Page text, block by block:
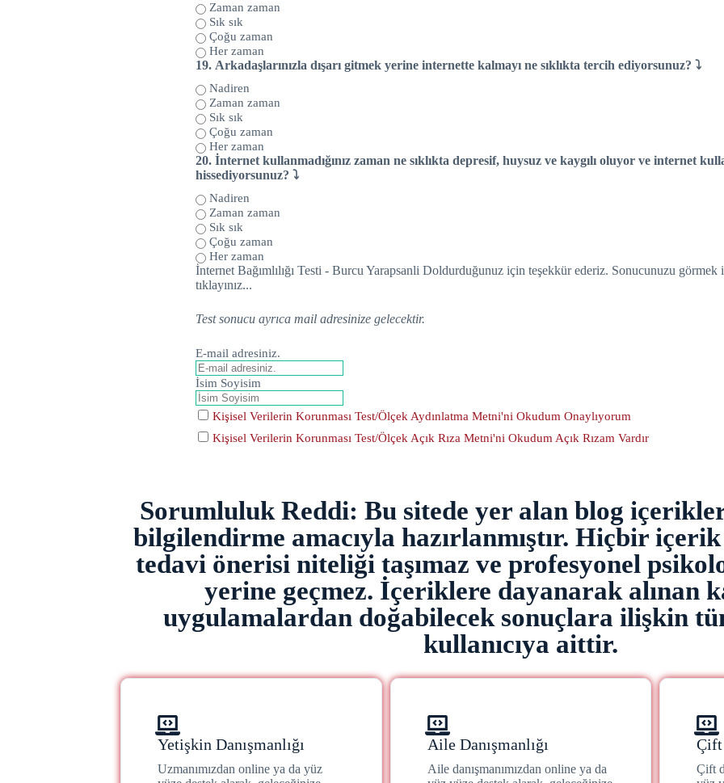
Zaman zaman
Sık sık
Çoğu zaman
Her zaman
19. Arkadaşlarınızla dışarı gitmek yerine internette kalmayı ne sıklıkta tercih ediyorsunuz? ⤵
Nadiren
Zaman zaman
Sık sık
Çoğu zaman
Her zaman
20. İnternet kullanmadığınız zaman ne sıklıkta depresif, huysuz ve kaygılı oluyor ve internet
hissediyorsunuz? ⤵
Nadiren
Zaman zaman
Sık sık
Çoğu zaman
Her zaman
İnternet Bağımlılığı Testi - Burcu Yarapsanli Doldurduğunuz için teşekkür ederiz. Sonucunuzu görmek
tıklayınız...
Test sonucu ayrıca mail adresinize gelecektir.
E-mail adresiniz.
İsim Soyisim
Kişisel Verilerin Korunması Test/Ölçek Aydınlatma Metni'ni Okudum Onaylıyorum
Kişisel Verilerin Korunması Test/Ölçek Açık Rıza Metni'ni Okudum Açık Rızam Vardır
Sorumluluk Reddi: Bu sitede yer alan blog
bilgilendirme amacıyla hazırlanmıştır. Hiçbir içerik
tedavi önerisi niteliği taşımaz ve profesyonel
yerine geçmez. İçeriklere dayanarak alınan
uygulamalardan doğabilecek sonuçlara ilişkin
kullanıcıya aittir.
Yetişkin Danışmanlığı
Uzmanımızdan online ya da yüz
Aile Danışmanlığı
Aile danışmanımızdan online ya da
Çift
Çift